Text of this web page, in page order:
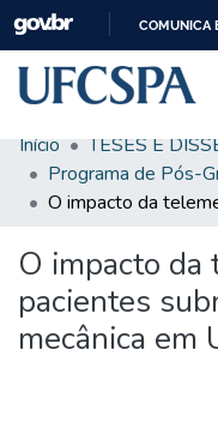
COMUNICA
Comunidades & Coleções
Busca Facetada
Estatísticas
Autoarquivamento
Sobre o RI-UFCSPA
Início
TESES E
O impacto da
pacientes
mecânica em